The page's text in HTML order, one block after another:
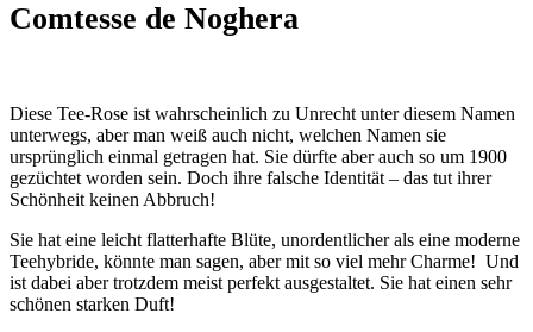
Comtesse de Noghera
Diese Tee-Rose ist wahrscheinlich zu Unrecht unter diesem Namen
unterwegs, aber man weiß auch nicht, welchen Namen sie
ursprünglich einmal getragen hat. Sie dürfte aber auch so um 1900
gezüchtet worden sein. Doch ihre falsche Identität – das tut ihrer
Schönheit keinen Abbruch!
Sie hat eine leicht flatterhafte Blüte, unordentlicher als eine moderne
Teehybride, könnte man sagen, aber mit so viel mehr Charme! Und
ist dabei aber trotzdem meist perfekt ausgestaltet. Sie hat einen sehr
schönen starken Duft!